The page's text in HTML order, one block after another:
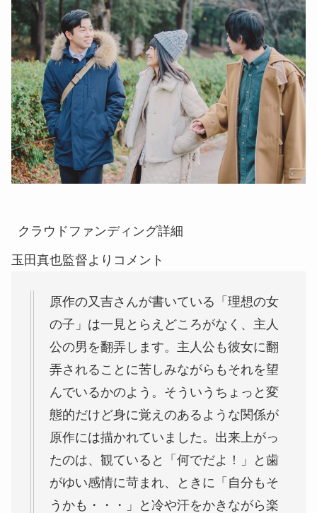
クラウドファンディング詳細
玉田真也監督よりコメント
原作の又吉さんが書いている「理想の女
の子」は一見とらえどころがなく、主人
公の男を翻弄します。主人公も彼女に翻
弄されることに苦しみながらもそれを望
んでいるかのよう。そういうちょっと変
態的だけど身に覚えのあるような関係が
原作には描かれていました。出来上がっ
たのは、観ていると「何でだよ！」と歯
がゆい感情に苛まれ、ときに「自分もそ
うかも・・・」と冷や汗をかきながら楽